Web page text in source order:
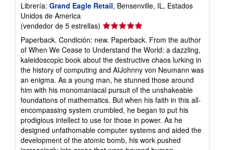
Librería: Grand Eagle Retail, Bensenville, IL, Estados
Unidos de America
(vendedor de 5 estrellas) Calificación
vendedor:
5
de
5
estrellas
Paperback. Condición: new. Paperback. From the author
of When We Cease to Understand the World: a dazzling,
kaleidoscopic book about the destructive chaos lurking in
the history of computing and AIJohnny von Neumann was
an enigma. As a young man, he stunned those around
him with his monomaniacal pursuit of the unshakeable
foundations of mathematics. But when his faith in this all-
encompassing system crumbled, he began to put his
prodigious intellect to use for those in power. As he
designed unfathomable computer systems and aided the
development of the atomic bomb, his work pushed